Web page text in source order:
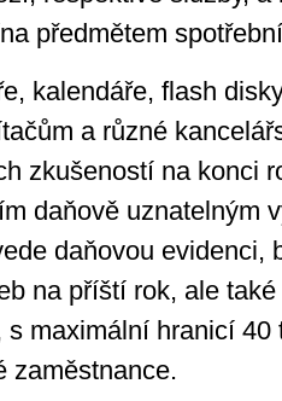
předmětem
kalendáře, flash
a různé
zkušeností na konci
daňově uznatelným
daňovou evidenci,
na příští rok, ale
s maximální hranicí 40
zaměstnance.